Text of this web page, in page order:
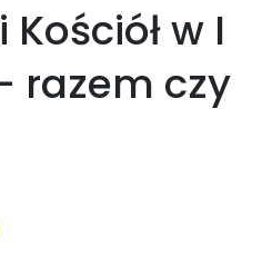
w I
razem czy